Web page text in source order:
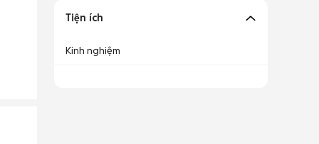
Tiện ích
Kinh nghiệm